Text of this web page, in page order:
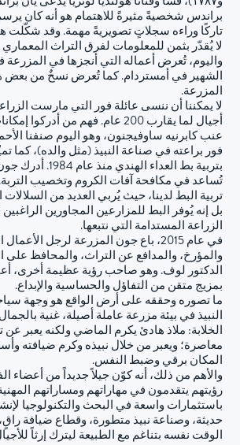
براندس شخصيةً مثيرةً للاهتمام هو أنه كان
تاركًا وراءه سجلاتٍ تصويريةً مهمة. وقد شكّلت
لا يُقدّر بثمن للمعلومات لفرق التراث المعماري
واليوم، تُعرض أعماله التي أنجزها في
الشهير في أمستردام. كما تُعرض نسخٌ من بعض
المزرعة.
لا يمكننا أن ننسى عائلة فور التي مارست
أجيال لما يقارب 200 عام. فهم من
عنب كابرنيه ساوفيجنون، وهو اليوم صنفنا
فور براعته في صناعة النبيذ (مثل والده)، كما
بتربية بط العداء
تُساعد في مكافحة آفات الكروم وتخصيب التربة.
تربية البط لدينا، حيث يُربي العديد من
بل إنه يُوفر البط للمزارعين المجاورين
الزراعة المستدامة التي نتبعها.
في عام 2015، باع جون المزرعة لرجل
والمؤرخ، والمدافع عن التراث، والمحافظ على
الدكتور لوف. وهو صاحب رؤية عظيمة أخرى، أعاد
بمزيج متقن من التفاؤل والحساسية والإبداع.
ما تصوره وحققه على أرض الواقع هو وجهة
النبيذ في بيئة مزرعة عاملة أصيلة، غنية
الخلابة: ملاذ هادئ يكرم الماضي ولكنه يعبر عن
معاصرة؛ ويعبر من خلال نبيذه وكرم ضيافته
المكان برقي وضبط النفس.
والأهم من ذلك، أنه كوّن جيلاً جديداً من
رؤيتهم يتقدمون في مهاراتهم ومساراتهم
باستثمارات واسعة في البحث والتكنولوجيا
حديثة، وصناعة نبيذ متطورة، وقطاع ضيافة
الوقت نفسه بتناغم مع الطبيعة ليترك إرثاً